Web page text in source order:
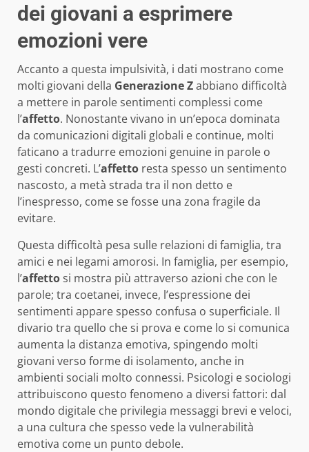
dei giovani a esprimere
emozioni vere
Accanto a questa impulsività, i dati mostrano come
molti giovani della Generazione Zabbiano difficoltà
a mettere in parole sentimenti complessi come
l’affetto. Nonostante vivano in un’epoca dominata
da comunicazioni digitali globali e continue, molti
faticano a tradurre emozioni genuine in parole o
gesti concreti. L’affetto resta spesso un sentimento
nascosto, a metà strada tra il non detto e
l’inespresso, come se fosse una zona fragile da
evitare.
Questa difficoltà pesa sulle relazioni di famiglia, tra
amici e nei legami amorosi. In famiglia, per esempio,
l’affettosi mostra più attraverso azioni che con le
parole; tra coetanei, invece, l’espressione dei
sentimenti appare spesso confusa o superficiale. Il
divario tra quello che si prova e come lo si comunica
aumenta la distanza emotiva, spingendo molti
giovani verso forme di isolamento, anche in
ambienti sociali molto connessi. Psicologi e sociologi
attribuiscono questo fenomeno a diversi fattori: dal
mondo digitale che privilegia messaggi brevi e veloci,
a una cultura che spesso vede la vulnerabilità
emotiva come un punto debole.